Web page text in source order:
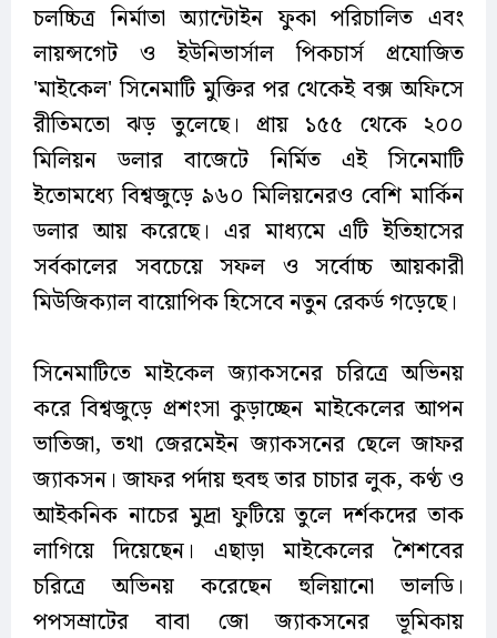
চলচ্চিত্র নির্মাতা অ্যান্টোইন ফুকা পরিচালিত এবং
লায়ন্সগেট ও ইউনিভার্সাল পিকচার্স প্রযোজিত
'মাইকেল' সিনেমাটি মুক্তির পর থেকেই বক্স অফিসে
রীতিমতো ঝড় তুলেছে। প্রায় ১৫৫ থেকে ২০০
মিলিয়ন ডলার বাজেটে নির্মিত এই সিনেমাটি
ইতোমধ্যে বিশ্বজুড়ে ৯৬০ মিলিয়নেরও বেশি মার্কিন
ডলার আয় করেছে। এর মাধ্যমে এটি ইতিহাসের
সর্বকালের সবচেয়ে সফল ও সর্বোচ্চ আয়কারী
মিউজিক্যাল বায়োপিক হিসেবে নতুন রেকর্ড গড়েছে।
সিনেমাটিতে মাইকেল জ্যাকসনের চরিত্রে অভিনয়
করে বিশ্বজুড়ে প্রশংসা কুড়াচ্ছেন মাইকেলের আপন
ভাতিজা, তথা জেরমেইন জ্যাকসনের ছেলে জাফর
জ্যাকসন। জাফর পর্দায় হুবহু তার চাচার লুক, কণ্ঠ ও
আইকনিক নাচের মুদ্রা ফুটিয়ে তুলে দর্শকদের তাক
লাগিয়ে দিয়েছেন। এছাড়া মাইকেলের শৈশবের
চরিত্রে অভিনয় করেছেন হুলিয়ানো ভালডি।
পপসম্রাটের বাবা জো জ্যাকসনের ভূমিকায়